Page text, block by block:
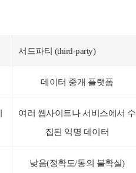
서드파티 (third-party)
데이터 중개 플랫폼
여러 웹사이트나 서비스에서 수
집된 익명 데이터
낮음(정확도/동의 불확실)